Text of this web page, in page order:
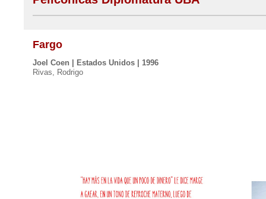
Fargo
Joel Coen | Estados Unidos | 1996
Rivas, Rodrigo